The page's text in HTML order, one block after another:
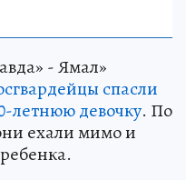
- Ямал»
спасли
летнюю девочку. По
ехали мимо и